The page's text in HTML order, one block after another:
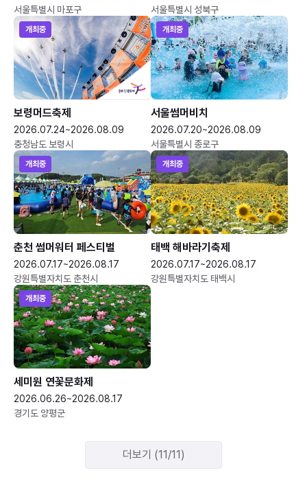
서울특별시 마포구
서울특별시 성북구
개최중
보령머드축제
2026.07.24~2026.08.09
충청남도 보령시
개최중
서울썸머비치
2026.07.20~2026.08.09
서울특별시 종로구
개최중
춘천 썸머워터 페스티벌
2026.07.17~2026.08.17
강원특별자치도 춘천시
개최중
태백 해바라기축제
2026.07.17~2026.08.17
강원특별자치도 태백시
개최중
세미원 연꽃문화제
2026.06.26~2026.08.17
경기도 양평군
더보기 (11/11)